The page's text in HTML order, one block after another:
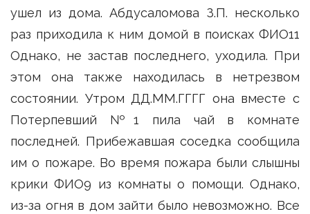
ушел из дома. Абдусаломова З.П. несколько
раз приходила к ним домой в поисках ФИО11
Однако, не застав последнего, уходила. При
этом она также находилась в нетрезвом
состоянии. Утром ДД.ММ.ГГГГ она вместе с
Потерпевший №1 пила чай в комнате
последней. Прибежавшая соседка сообщила
им о пожаре. Во время пожара были слышны
крики ФИО9 из комнаты о помощи. Однако,
из-за огня в дом зайти было невозможно. Все